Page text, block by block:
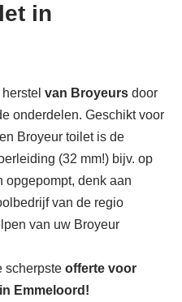
in
van Broyeurs door
onderdelen. Geschikt voor
Broyeur toilet is de
(32 mm!) bijv. op
opgepompt, denk aan
van de regio
van uw Broyeur
scherpste offerte voor
Emmeloord!